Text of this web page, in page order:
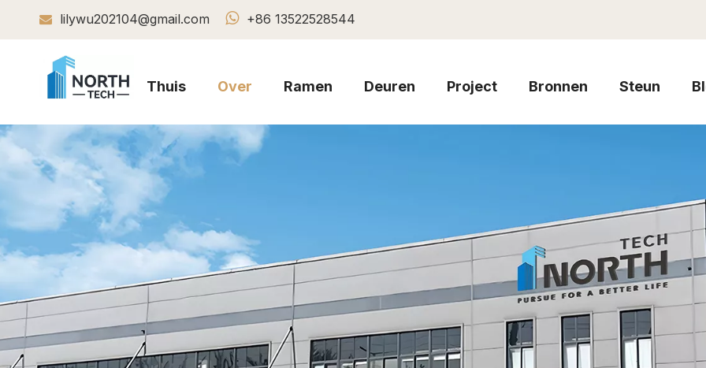
 lilywu202104@gmail.com  +86 13522528544
Thuis Over Ramen Deuren Project Bronnen Steun